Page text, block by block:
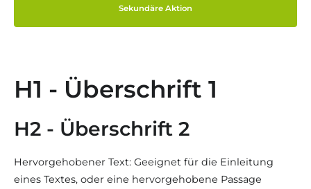
Sekundäre Aktion
H1 - Überschrift 1
H2 - Überschrift 2
Hervorgehobener Text: Geeignet für die Einleitung
eines Textes, oder eine hervorgehobene Passage